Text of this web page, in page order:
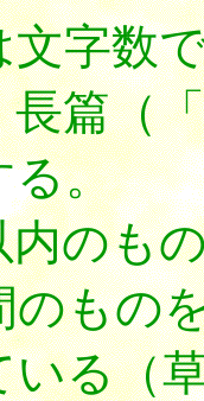
数で
篇（
る。
もの
もの
る（